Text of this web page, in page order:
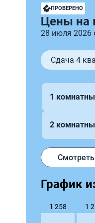
ПРОВЕРЕНО
Цены на
28 июля 2026
Сдача 4
1
2
График
1 258 1